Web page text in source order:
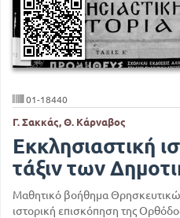
01-18440
Γ. Σακκάς, Θ. Κάρναβος
Εκκλησιαστική
τάξιν των
Μαθητικό βοήθημα
ιστορική επισκόπηση της